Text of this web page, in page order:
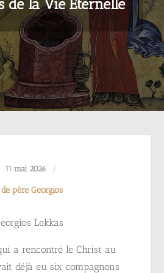
de la Vie Éternelle
11 mai 2026
père Georgios
Lekkas
a rencontré le Christ au
déjà eu six compagnons